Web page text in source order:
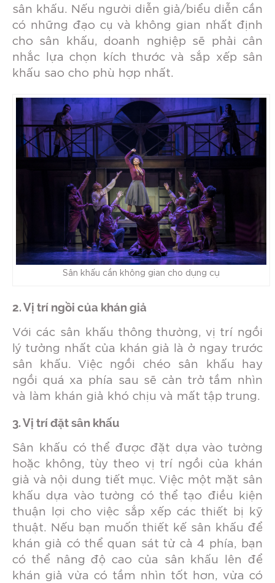
sân khấu. Nếu người diễn giả/biểu diễn cần
có những đạo cụ và không gian nhất định
cho sân khấu, doanh nghiệp sẽ phải cân
nhắc lựa chọn kích thước và sắp xếp sân
khấu sao cho phù hợp nhất.
Sân khấu cần không gian cho dụng cụ
2. Vị trí ngồi của khán giả
Với các sân khấu thông thường, vị trí ngồi
lý tưởng nhất của khán giả là ở ngay trước
sân khấu. Việc ngồi chéo sân khấu hay
ngồi quá xa phía sau sẽ cản trở tầm nhìn
và làm khán giả khó chịu và mất tập trung.
3. Vị trí đặt sân khấu
Sân khấu có thể được đặt dựa vào tường
hoặc không, tùy theo vị trí ngồi của khán
giả và nội dung tiết mục. Việc một mặt sân
khấu dựa vào tường có thể tạo điều kiện
thuận lợi cho việc sắp xếp các thiết bị kỹ
thuật. Nếu bạn muốn thiết kế sân khấu để
khán giả có thể quan sát từ cả 4 phía, bạn
có thể nâng độ cao của sân khấu lên để
khán giả vừa có tầm nhìn tốt hơn, vừa có